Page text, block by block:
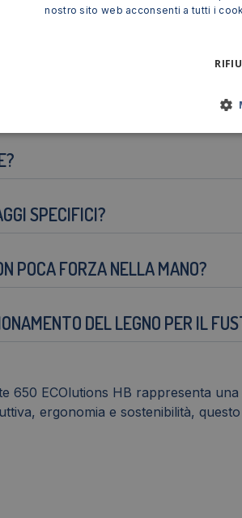
verso la sostenibilità.
ARTISTICI?
QUESTO PRODOTTO?
SPECIFICI?
POCA FORZA NELLA MANO?
DEL LEGNO PER IL
650 ECOlutions HB rappresenta
ergonomia e sostenibilità,
nostro sito web acconsenti a tutti i